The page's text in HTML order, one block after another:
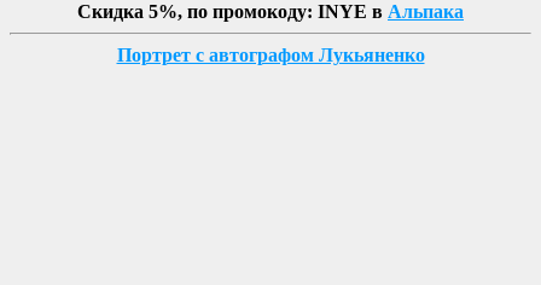
Скидка 5%, по промокоду: INYE в Альпака
Портрет с автографом Лукьяненко